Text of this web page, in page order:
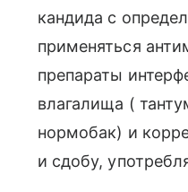
кандида с
применяться
препараты
влагалища (
нормобак) и
и сдобу,